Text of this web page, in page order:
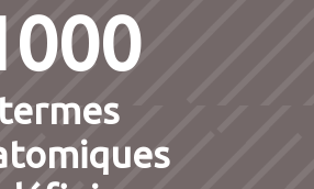
termes